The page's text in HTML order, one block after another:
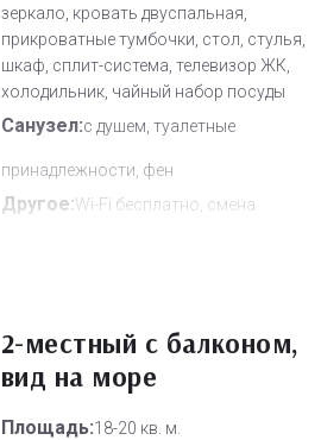
зеркало, кровать двуспальная,
прикроватные тумбочки, стол, стулья,
шкаф, сплит-система, телевизор ЖК,
холодильник, чайный набор посуды
Санузел:с душем, туалетные
принадлежности, фен
Другое:Wi-Fi бесплатно, смена
2-местный с балконом,
вид на море
Площадь:18-20 кв. м.